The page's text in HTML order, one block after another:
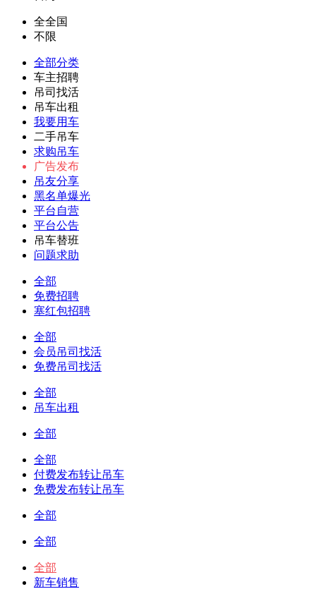
全全国
不限
全部分类
车主招聘
吊司找活
吊车出租
我要用车
二手吊车
求购吊车
广告发布
吊友分享
黑名单爆光
平台自营
平台公告
吊车替班
问题求助
全部
免费招聘
塞红包招聘
全部
会员吊司找活
免费吊司找活
全部
吊车出租
全部
全部
付费发布转让吊车
免费发布转让吊车
全部
全部
全部
新车销售